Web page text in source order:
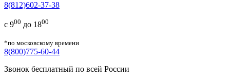
8(812)602-37-38
с 900 до 1800
*по московскому времени
8(800)775-60-44
Звонок бесплатный по всей России